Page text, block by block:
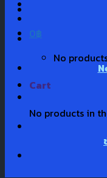
0฿
No
Cart
No products in